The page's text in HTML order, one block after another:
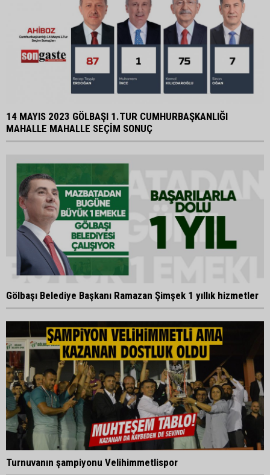
14 MAYIS 2023 GÖLBAŞI 1.TUR CUMHURBAŞKANLIĞI
MAHALLE MAHALLE SEÇİM SONUÇ
Gölbaşı Belediye Başkanı Ramazan Şimşek 1 yıllık hizmetler
Turnuvanın şampiyonu Velihimmetlispor